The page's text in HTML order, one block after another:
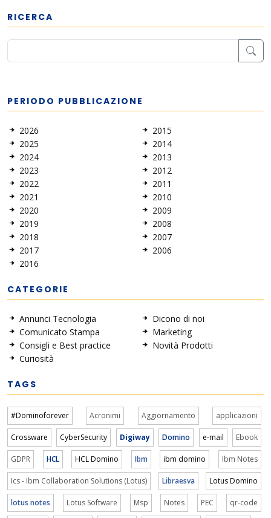
RICERCA
PERIODO PUBBLICAZIONE
2026
2025
2024
2023
2022
2021
2020
2019
2018
2017
2016
2015
2014
2013
2012
2011
2010
2009
2008
2007
2006
CATEGORIE
Annunci Tecnologia
Comunicato Stampa
Consigli e Best practice
Curiosità
Dicono di noi
Marketing
Novità Prodotti
TAGS
#Dominoforever Acronimi Aggiornamento applicazioni
Crossware CyberSecurity Digiway Domino e-mail Ebook
GDPR HCL HCL Domino Ibm ibm domino Ibm Notes
Ics - Ibm Collaboration Solutions (Lotus) Libraesva Lotus Domino
lotus notes Lotus Software Msp Notes PEC qr-code